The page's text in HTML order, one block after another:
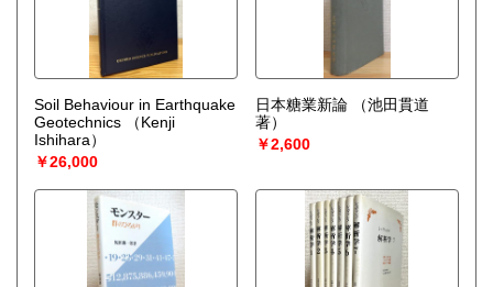
Soil Behaviour in Earthquake
Geotechnics
（Kenji
Ishihara）
￥26,000
日本糖業新論
（池田貫道
著）
￥2,600